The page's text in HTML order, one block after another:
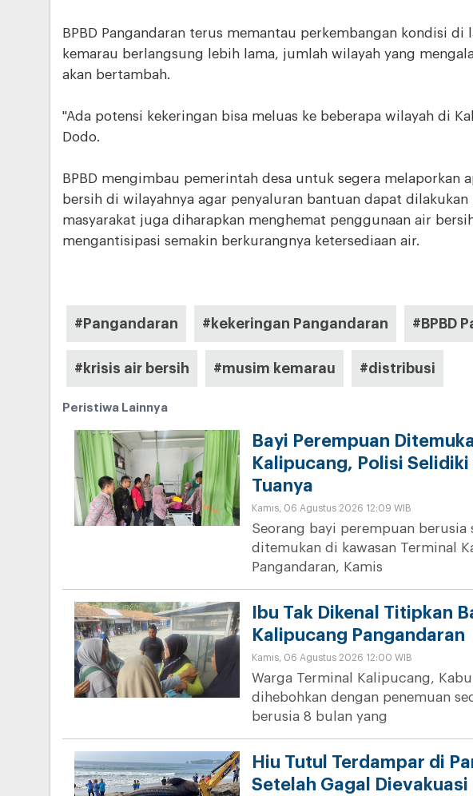
BPBD Pangandaran terus memantau perkembangan kondisi di
kemarau berlangsung lebih lama, jumlah wilayah yang
akan bertambah.
"Ada potensi kekeringan bisa meluas ke beberapa wilayah di
Dodo.
BPBD mengimbau pemerintah desa untuk segera melaporkan
bersih di wilayahnya agar penyaluran bantuan dapat
masyarakat juga diharapkan menghemat penggunaan air
mengantisipasi semakin berkurangnya ketersediaan air.
#Pangandaran #kekeringan Pangandaran #BPBD
#krisis air bersih #musim kemarau #distribusi
Peristiwa Lainnya
Bayi Perempuan
Kalipucang, Polisi
Tuanya
Kamis, 06 Agustus 2026 12:09 WIB
Seorang bayi perempuan berusia
ditemukan di kawasan Terminal
Pangandaran, Kamis
Ibu Tak Dikenal Titipkan
Kalipucang Pangandaran
Kamis, 06 Agustus 2026 12:00 WIB
Warga Terminal Kalipucang,
dihebohkan dengan penemuan
berusia 8 bulan yang
Hiu Tutul Terdampar di
Setelah Gagal Dievakuasi